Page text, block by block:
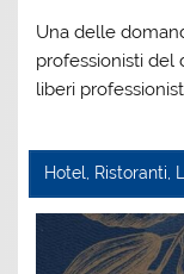
Una delle
professionisti del
liberi
Hotel, Ristoranti,